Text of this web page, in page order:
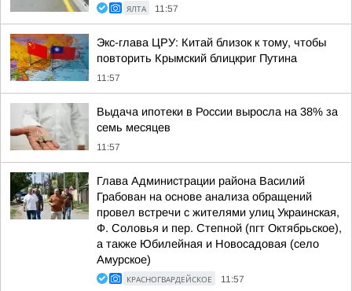
ЯЛТА 11:57
Экс-глава ЦРУ: Китай близок к тому, чтобы
повторить Крымский блицкриг Путина
11:57
Выдача ипотеки в России выросла на 38% за
семь месяцев
11:57
Глава Администрации района Василий
Грабован на основе анализа обращений
провел встречи с жителями улиц Украинская,
Ф. Соловья и пер. Степной (пгт Октябрьское),
а также Юбилейная и Новосадовая (село
Амурское)
КРАСНОГВАРДЕЙСКОЕ 11:57